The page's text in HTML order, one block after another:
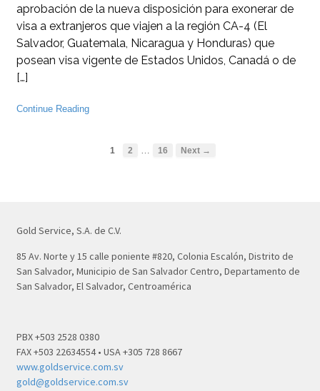
aprobación de la nueva disposición para exonerar de
visa a extranjeros que viajen a la región CA-4 (El
Salvador, Guatemala, Nicaragua y Honduras) que
posean visa vigente de Estados Unidos, Canadá o de
[…]
Continue Reading
1 2 … 16 Next →
Gold Service, S.A. de C.V.
85 Av. Norte y 15 calle poniente #820, Colonia Escalón, Distrito de
San Salvador, Municipio de San Salvador Centro, Departamento de
San Salvador, El Salvador, Centroamérica
PBX +503 2528 0380
FAX +503 22634554 • USA +305 728 8667
www.goldservice.com.sv
gold@goldservice.com.sv